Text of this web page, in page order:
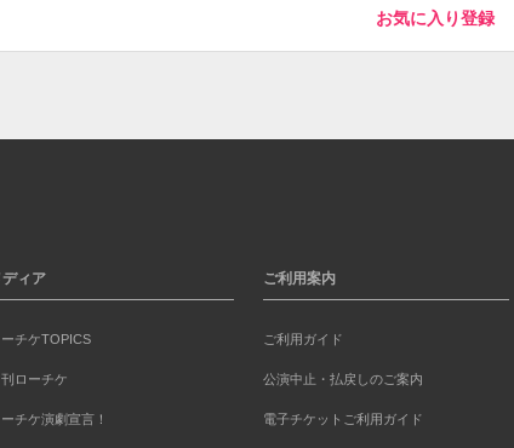
お気に入り登録
ディア
ーチケTOPICS
刊ローチケ
ーチケ演劇宣言！
ご利用案内
ご利用ガイド
公演中止・払戻しのご案内
電子チケットご利用ガイド